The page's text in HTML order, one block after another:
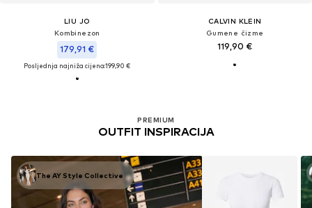
LIU JO
Kombinezon
179,91 €
Posljednja najniža cijena:199,90 €
CALVIN KLEIN
Gumene čizme
119,90 €
PREMIUM
OUTFIT INSPIRACIJA
The AY Style Collective